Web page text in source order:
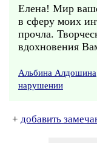
Елена! Мир
в сферу моих
прочла.
вдохновения
Альбина Алдошина
нарушении
+ добавить